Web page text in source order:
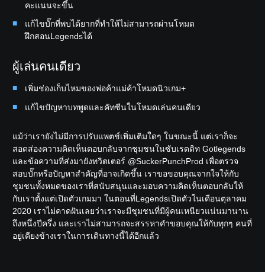
คะแนนจะขึ้น
แก้ไขบั๊กที่พบได้ยากที่ทำให้ไม่สามารถผ่านโหมด
ฝึกสอนLegendsได้
ผู้เล่นคนเดียว
เพิ่มช่องเก็บไหมของพ่อค้าแม่ค้าโหมดนิวเกม+
แก้ไขปัญหาบทพูดและคัทซีนในโหมดเล่นคนเดียว
แม้ว่าเรายังไม่มีการปรับแพตช์เพิ่มเติมใดๆ ในขณะนี้ แต่เราก็จะ
สอดส่องความคิดเห็นตอบกลับจากชุมชนในซับเรดดิท Gotlegends
และข้อความที่ส่งมายังทวิตเตอร์ @SuckerPunchProd เพื่อตรวจ
สอบบั๊กหรือปัญหาสำคัญที่อาจเกิดขึ้น เราขอขอบคุณจากใจให้กับ
ชุมชนทั้งหมดของเราที่สนับสนุนและมอบความคิดเห็นตอบกลับให้
กับเราตั้งแต่เปิดตัวเกมมา ในตอนที่Legendsเปิดตัวในเดือนตุลาคม
2020 เราไม่คาดฝันเลยว่าเราจะมีชุมชนที่มีผู้คนเหนียวแน่นมานาน
ถึงหนึ่งปีครึ่ง และเราไม่สามารถจะสรรหาคำขอบคุณให้กับทุกๆ คนที่
อยู่เคียงข้างเราในการเดินทางนี้ได้อีกแล้ว